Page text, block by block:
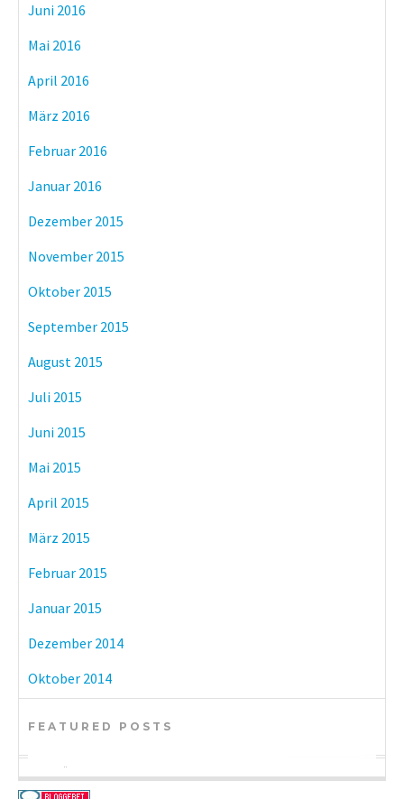
Juni 2016
Mai 2016
April 2016
März 2016
Februar 2016
Januar 2016
Dezember 2015
November 2015
Oktober 2015
September 2015
August 2015
Juli 2015
Juni 2015
Mai 2015
April 2015
März 2015
Februar 2015
Januar 2015
Dezember 2014
Oktober 2014
FEATURED POSTS
eBook-Reader im Vergleich: Tolino vs.
Münchner Museen mit freiem Eintritt
DIY-Adventskalender zum kleinen Preis